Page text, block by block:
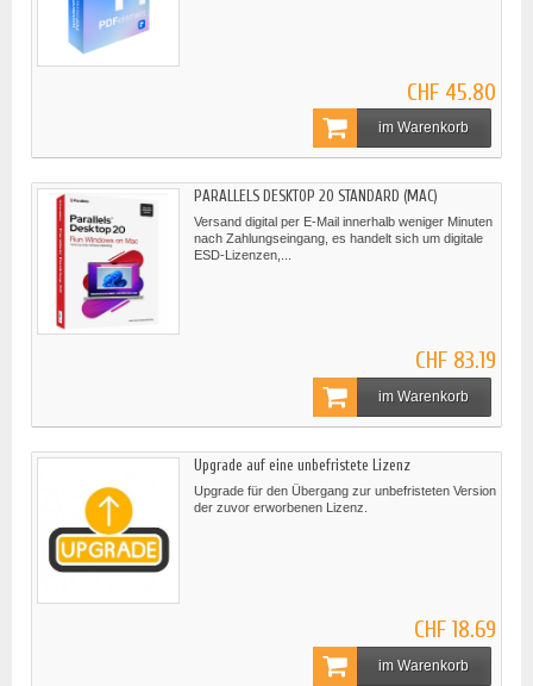
CHF 45.80
im Warenkorb
PARALLELS DESKTOP 20 STANDARD (MAC)
Versand digital per E-Mail innerhalb weniger Minuten
nach Zahlungseingang, es handelt sich um digitale
ESD-Lizenzen,...
CHF 83.19
im Warenkorb
Upgrade auf eine unbefristete Lizenz
Upgrade für den Übergang zur unbefristeten Version
der zuvor erworbenen Lizenz.
CHF 18.69
im Warenkorb